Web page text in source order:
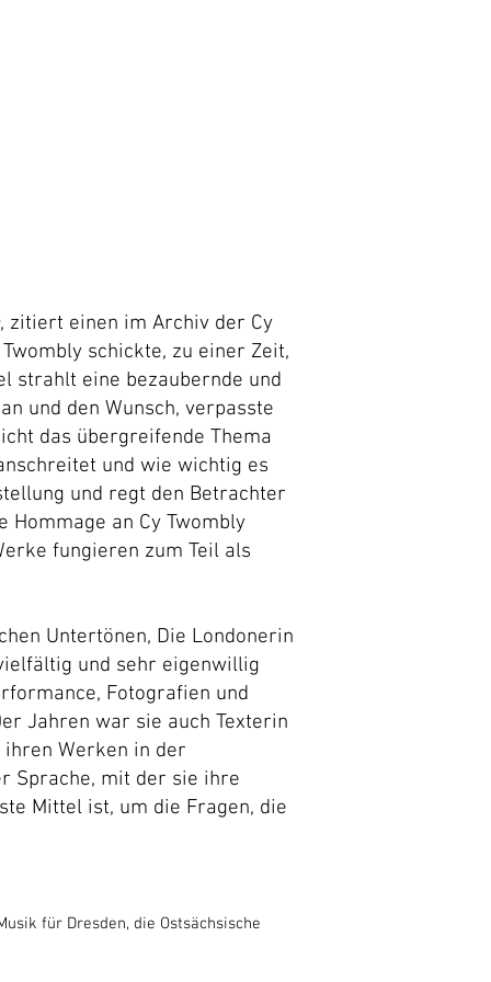
, zitiert einen im Archiv der Cy
schickte, zu einer Zeit,
strahlt eine bezaubernde und
und den Wunsch, verpasste
das übergreifende Thema
und wie wichtig es
und regt den Betrachter
an Cy Twombly
fungieren zum Teil als
Untertönen, Die Londonerin
und sehr eigenwillig
Fotografien und
Jahren war sie auch Texterin
ihren Werken in der
Sprache, mit der sie ihre
Mittel ist, um die Fragen, die
für Dresden, die Ostsächsische